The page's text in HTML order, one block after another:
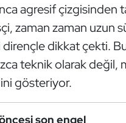
agresif çizgisinden
zaman zaman uzun
dikkat çekti.
teknik olarak değil,
gösteriyor.
son engel